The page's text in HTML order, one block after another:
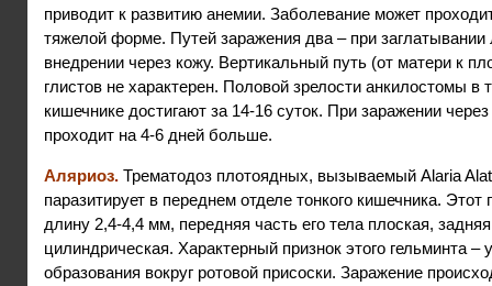
приводит к развитию анемии. Заболевание может
тяжелой форме. Путей заражения два – при заглатывании
внедрении через кожу. Вертикальный путь (от матери к
глистов не характерен. Половой зрелости анкилостомы в
кишечнике достигают за 14-16 суток. При заражении
проходит на 4-6 дней больше.
Аляриоз. Трематодоз плотоядных, вызываемый Alaria
паразитирует в переднем отделе тонкого кишечника. Этот
длину 2,4-4,4 мм, передняя часть его тела плоская,
цилиндрическая. Характерный признок этого гельминта –
образования вокруг ротовой присоски. Заражение